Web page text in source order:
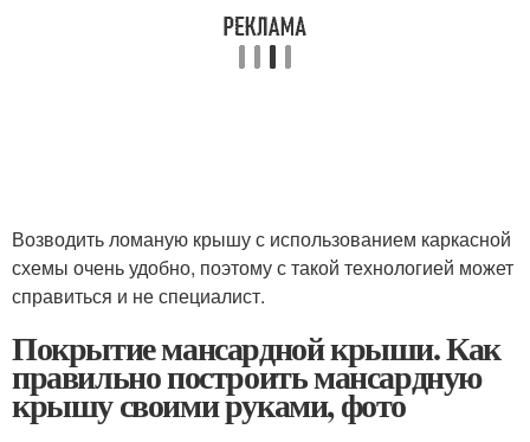
Возводить ломаную крышу с использованием каркасной
схемы очень удобно, поэтому с такой технологией может
справиться и не специалист.
Покрытие мансардной крыши. Как
правильно построить мансардную
крышу своими руками, фото